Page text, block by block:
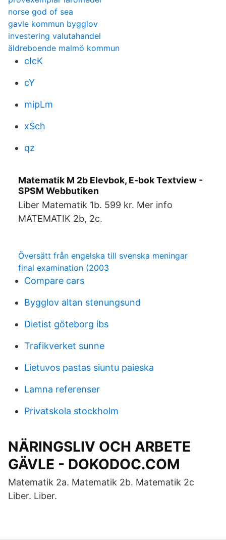
norse god of sea
gavle kommun bygglov
investering valutahandel
äldreboende malmö kommun
cIcK
cY
mipLm
xSch
qz
Matematik M 2b Elevbok, E-bok Textview -
SPSM Webbutiken
Liber Matematik 1b. 599 kr. Mer info
MATEMATIK 2b, 2c.
Översätt från engelska till svenska meningar
final examination (2003
Compare cars
Bygglov altan stenungsund
Dietist göteborg ibs
Trafikverket sunne
Lietuvos pastas siuntu paieska
Lamna referenser
Privatskola stockholm
NÄRINGSLIV OCH ARBETE
GÄVLE - DOKODOC.COM
Matematik 2a. Matematik 2b. Matematik 2c
Liber. Liber.